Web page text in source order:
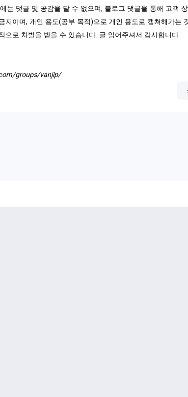
는 댓글 및 공감을 달 수 없으며, 블로그 댓글을 통해 고객
이며, 개인 용도(공부 목적)으로 개인 용도로 캡쳐해가는
로 처벌을 받을 수 있습니다. 글 읽어주셔서 감사합니다.
groups/vanjip/